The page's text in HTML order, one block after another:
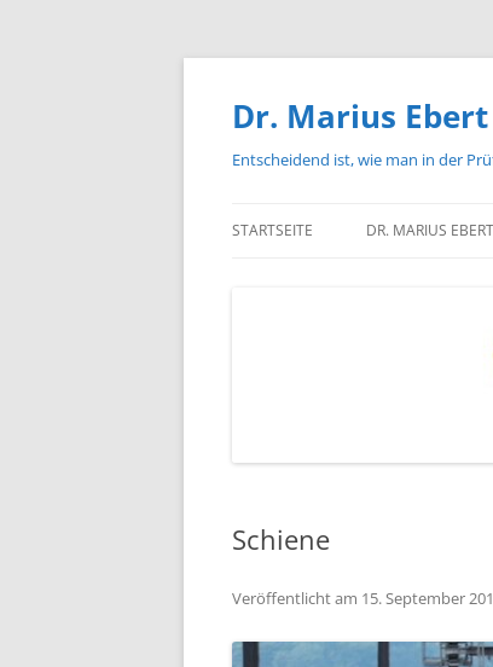
Zum
Dr. Marius
Entscheidend ist, wie man in der
STARTSEITE DR. MARIUS
Schiene
Veröffentlicht am 15. September